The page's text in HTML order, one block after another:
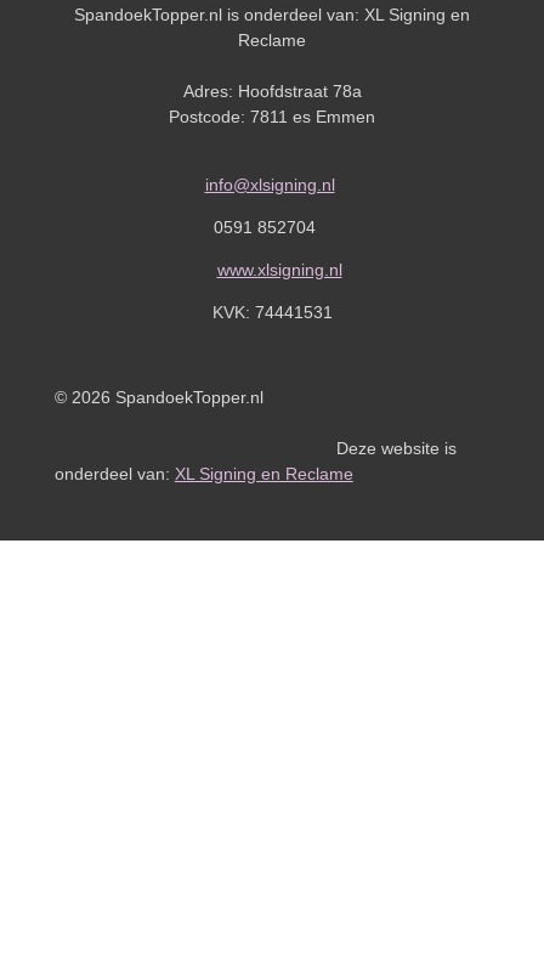
SpandoekTopper.nl is onderdeel van: XL Signing en
Reclame
Adres: Hoofdstraat 78a
Postcode: 7811 es Emmen
info@xlsigning.nl
0591 852704
www.xlsigning.nl
KVK: 74441531
© 2026 SpandoekTopper.nl
Deze website is
onderdeel van: XL Signing en Reclame